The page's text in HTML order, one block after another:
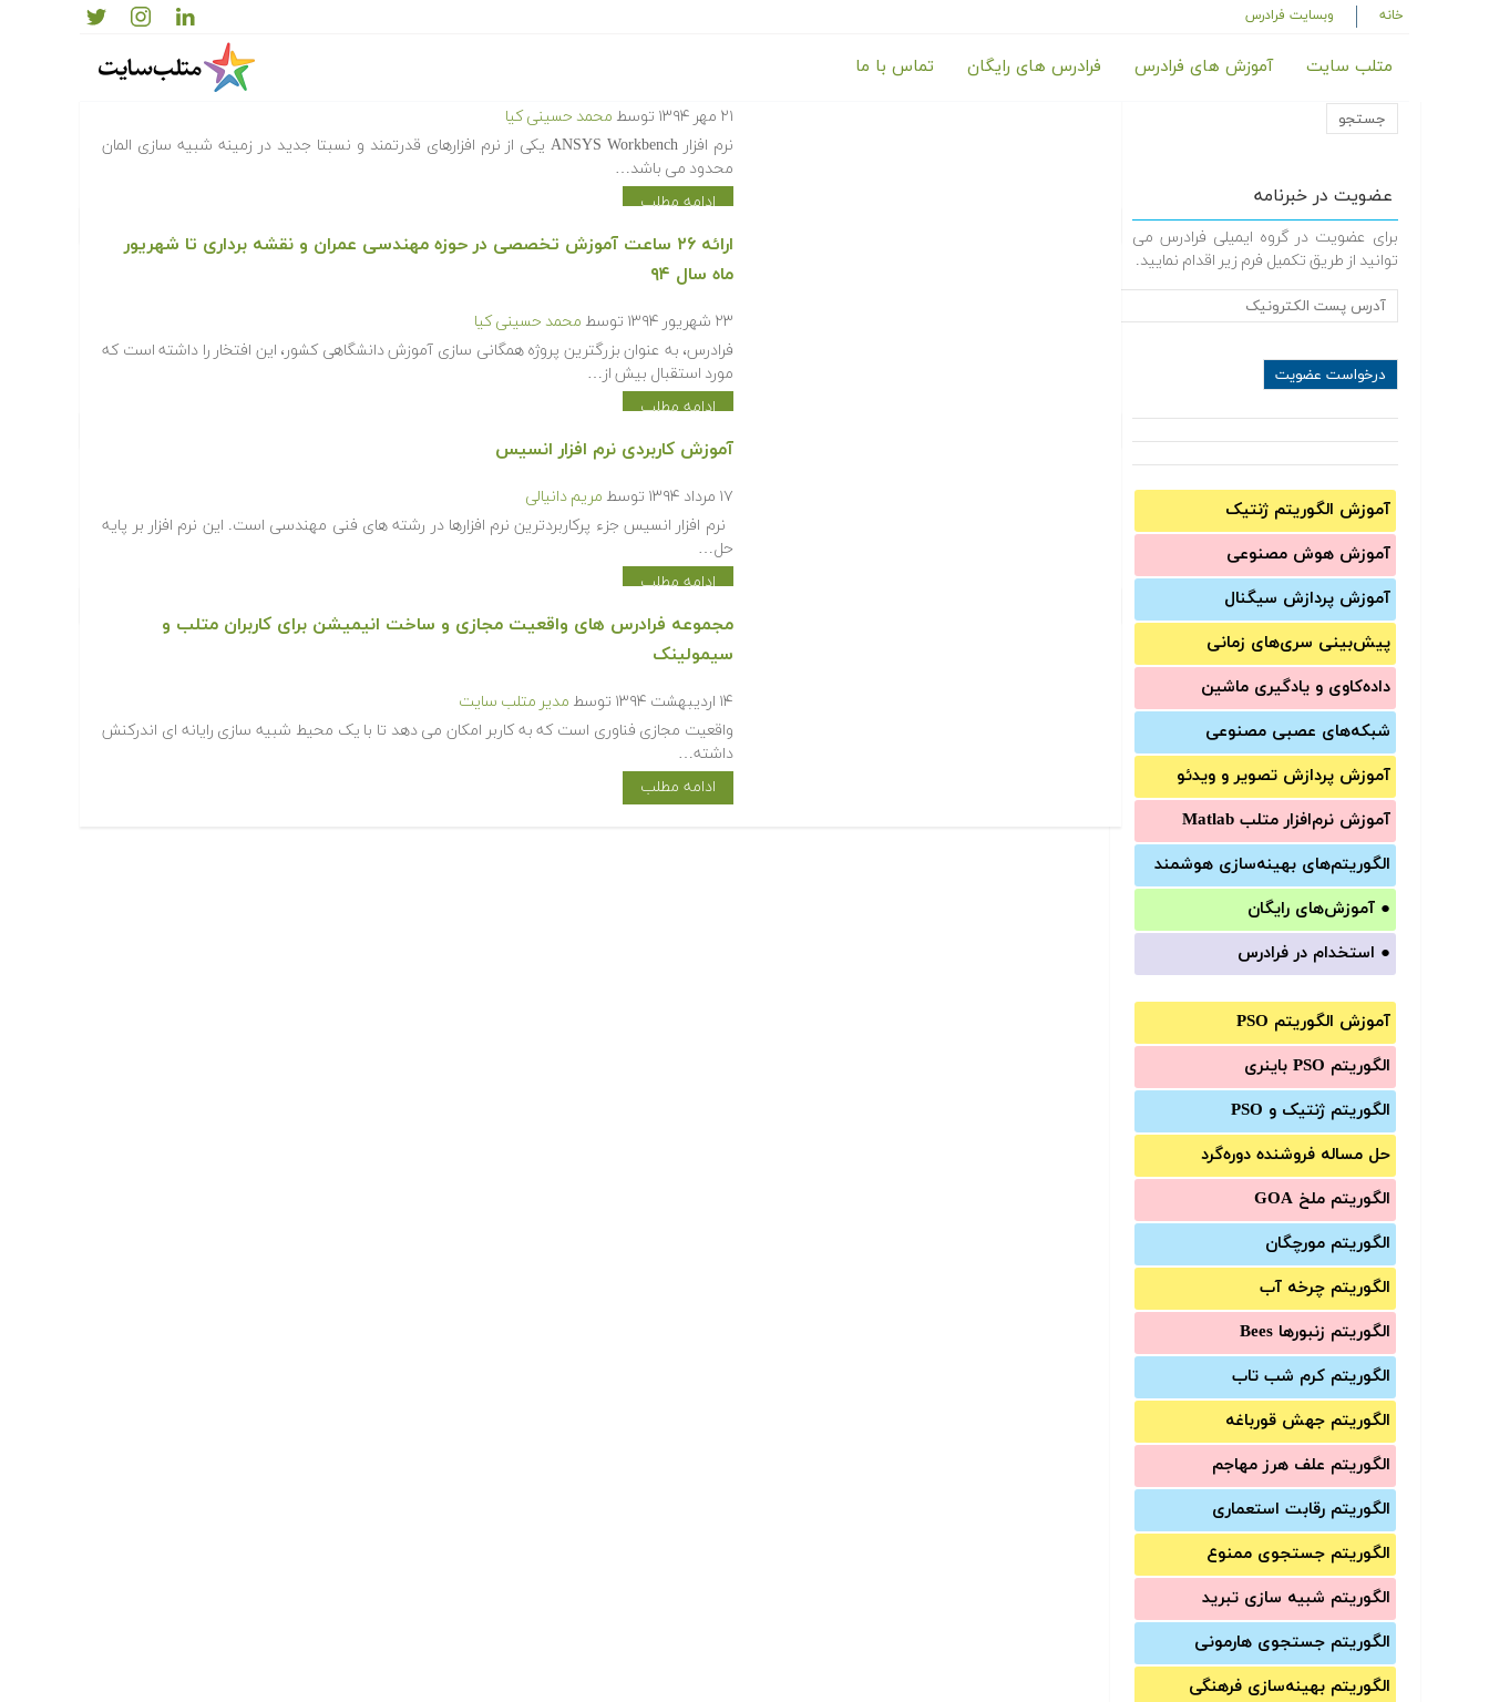
خانه وبسایت فرادرس
متلب سایت آموزش های فرادرس فرادرس های رایگان تماس با ما
عضویت در خبرنامه
برای عضویت در گروه ایمیلی فرادرس می
توانید از طریق تکمیل فرم زیر اقدام نمایید.
آموزش الگوریتم ژنتیک
آموزش‌ هوش مصنوعی
آموزش‌ پردازش سیگنال
پیش‌‌بینی سری‌‌های زمانی
داده‌کاوی و یادگیری ماشین
شبکه‌های عصبی مصنوعی
آموزش‌ پردازش تصویر و ویدئو
آموزش‌ نرم‌افزار متلب Matlab
الگوریتم‌های بهینه‌سازی هوشمند
● آموزش‌های رایگان
● استخدام در فرادرس
آموزش الگوریتم PSO
الگوریتم PSO باینری
الگوریتم ژنتیک و PSO
حل مساله فروشنده دوره‌گرد
الگوریتم ملخ GOA
الگوریتم مورچگان
الگوریتم چرخه آب
الگوریتم زنبورها Bees
الگوریتم کرم شب تاب
الگوریتم جهش قورباغه
الگوریتم علف هرز مهاجم
الگوریتم رقابت استعماری
الگوریتم جستجوی ممنوع
الگوریتم شبیه سازی تبرید
الگوریتم جستجوی هارمونی
الگوریتم بهینه‌سازی فرهنگی
۲۱ مهر ۱۳۹۴ توسط محمد حسینی کیا
نرم افزار ANSYS Workbench یکی از نرم افزارهای قدرتمند و نسبتا جدید در زمینه شبیه سازی المان
محدود می باشد…
ادامه مطلب
ارائه ۲۶ ساعت آموزش تخصصی در حوزه مهندسی عمران و نقشه برداری تا شهریور
ماه سال ۹۴
۲۳ شهریور ۱۳۹۴ توسط محمد حسینی کیا
فرادرس، به عنوان بزرگترین پروژه همگانی سازی آموزش دانشگاهی کشور، این افتخار را داشته است که
مورد استقبال بیش از…
ادامه مطلب
آموزش کاربردی نرم افزار انسیس
۱۷ مرداد ۱۳۹۴ توسط مریم دانیالی
نرم افزار انسیس جزء پرکاربردترین نرم افزارها در رشته های فنی مهندسی است. این نرم افزار بر پایه
حل…
ادامه مطلب
مجموعه فرادرس های واقعیت مجازی و ساخت انیمیشن برای کاربران متلب و
سیمولینک
۱۴ اردیبهشت ۱۳۹۴ توسط مدیر متلب سایت
واقعیت مجازی فناوری است که به کاربر امکان می دهد تا با یک محیط شبیه سازی رایانه ای اندرکنش
داشته…
ادامه مطلب